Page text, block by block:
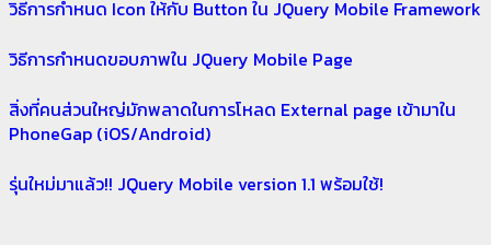
วิธีการกำหนด Icon ให้กับ Button ใน JQuery Mobile Framework
วิธีการกำหนดขอบภาพใน JQuery Mobile Page
สิ่งที่คนส่วนใหญ่มักพลาดในการโหลด External page เข้ามาใน
PhoneGap (iOS/Android)
รุ่นใหม่มาแล้ว!! JQuery Mobile version 1.1 พร้อมใช้!